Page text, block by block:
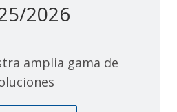
2026
amplia gama de